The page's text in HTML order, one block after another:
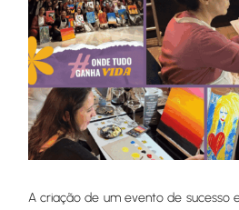
A criação de um evento de sucesso